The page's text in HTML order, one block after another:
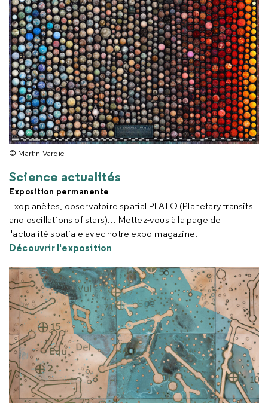
© Martin Vargic
Science actualités
Exposition permanente
Exoplanètes, observatoire spatial PLATO (Planetary transits
and oscillations of stars)… Mettez-vous à la page de
l'actualité spatiale avec notre expo-magazine.
Découvrir l'exposition